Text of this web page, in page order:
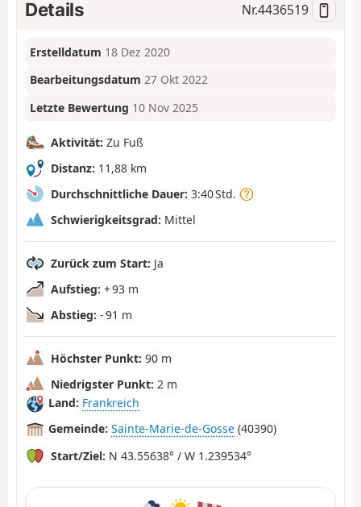
Details Nr.4436519
Erstelldatum 18 Dez 2020
Bearbeitungsdatum 27 Okt 2022
Letzte Bewertung 10 Nov 2025
Aktivität: Zu Fuß
Distanz: 11,88 km
Durchschnittliche Dauer: 3:40 Std.
Schwierigkeitsgrad: Mittel
Zurück zum Start: Ja
Aufstieg: + 93 m
Abstieg: - 91 m
Höchster Punkt: 90 m
Niedrigster Punkt: 2 m
Land: Frankreich
Gemeinde: Sainte-Marie-de-Gosse (40390)
Start/Ziel: N 43.55638° / W 1.239534°